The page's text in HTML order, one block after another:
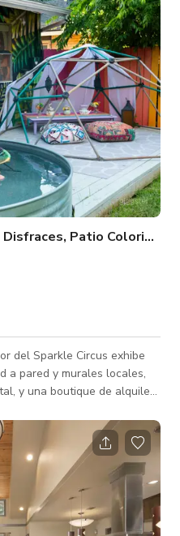
ecléctico que inspirará a
Patio Colorido y
del Sparkle Circus exhibe
a pared y murales locales,
y una boutique de alquiler
por favor consulta
y oportunidades de
desde fotos de retrato